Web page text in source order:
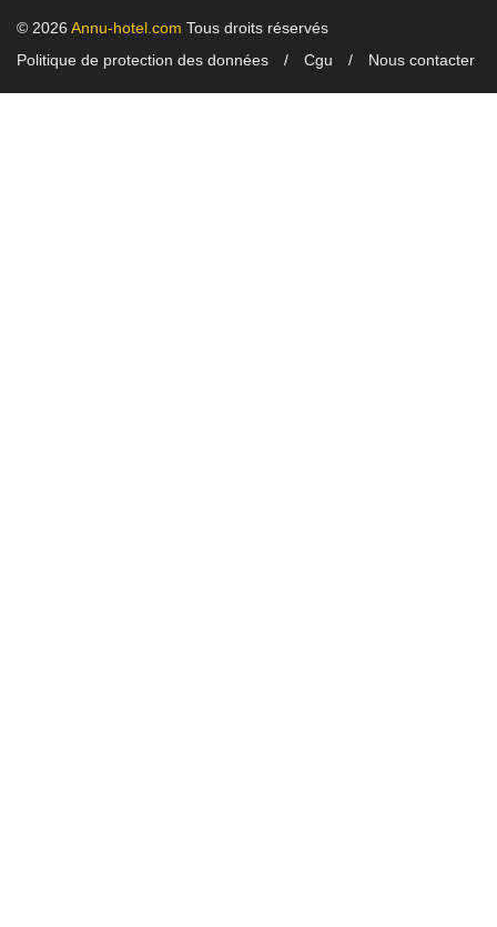
© 2026 Annu-hotel.com Tous droits réservés
Politique de protection des données
Cgu Nous contacter